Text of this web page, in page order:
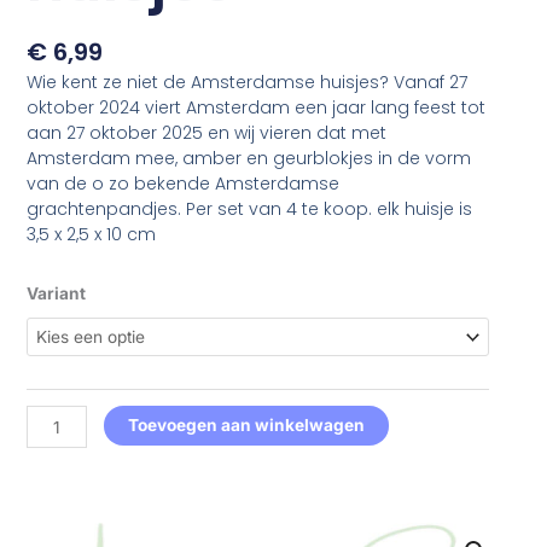
€ 6,99
Wie kent ze niet de Amsterdamse huisjes? Vanaf 27
oktober 2024 viert Amsterdam een jaar lang feest tot
aan 27 oktober 2025 en wij vieren dat met
Amsterdam mee, amber en geurblokjes in de vorm
van de o zo bekende Amsterdamse
grachtenpandjes. Per set van 4 te koop. elk huisje is
3,5 x 2,5 x 10 cm
Variant
Set
van
huisjes
aantal
Toevoegen aan winkelwagen